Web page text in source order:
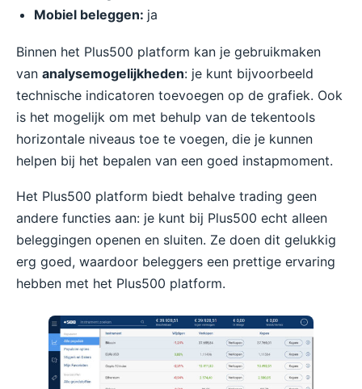
Mobiel beleggen: ja
Binnen het Plus500 platform kan je gebruikmaken
van analysemogelijkheden: je kunt bijvoorbeeld
technische indicatoren toevoegen op de grafiek. Ook
is het mogelijk om met behulp van de tekentools
horizontale niveaus toe te voegen, die je kunnen
helpen bij het bepalen van een goed instapmoment.
Het Plus500 platform biedt behalve trading geen
andere functies aan: je kunt bij Plus500 echt alleen
beleggingen openen en sluiten. Ze doen dit gelukkig
erg goed, waardoor beleggers een prettige ervaring
hebben met het Plus500 platform.